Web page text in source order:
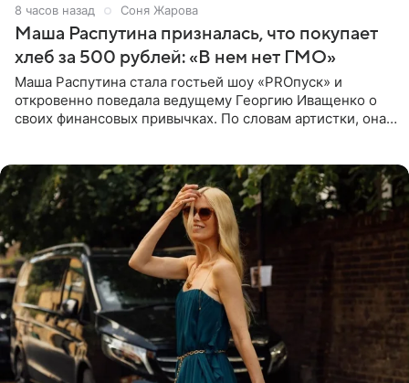
8 часов назад Соня Жарова
Маша Распутина призналась, что покупает
хлеб за 500 рублей: «В нем нет ГМО»
Маша Распутина стала гостьей шоу «PROпуск» и
откровенно поведала ведущему Георгию Иващенко о
своих финансовых привычках. По словам артистки, она